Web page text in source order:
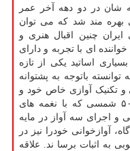
شان در دو دهه آخر عمر
بهره مند شد که می توان
چنین اقبال هنری و
ای با تجربه و دارای
اساتید یکی از تازه
باتوجه به پشتوانه
تکنیک آوازی خاص خود و
همین طور متعلق بودن به نسل دهه ۵۰ شمسی که با نغمه های
و اجرای سه آواز در مایه
آوازخوانی خودرا نیز در
به اثبات برسا ند. علاقه